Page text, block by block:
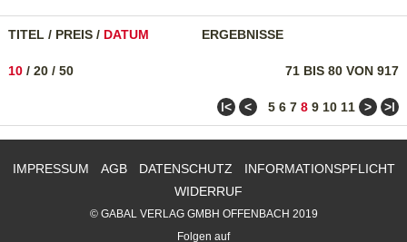
TITEL / PREIS / DATUM ERGEBNISSE
71 BIS 80 VON 917
10 / 20 / 50
ǀ< < 5 6 7 8 9 10 11 > >ǀ
IMPRESSUM AGB DATENSCHUTZ
INFORMATIONSPFLICHT
WIDERRUF
© GABAL VERLAG GMBH OFFENBACH 2019
Folgen auf